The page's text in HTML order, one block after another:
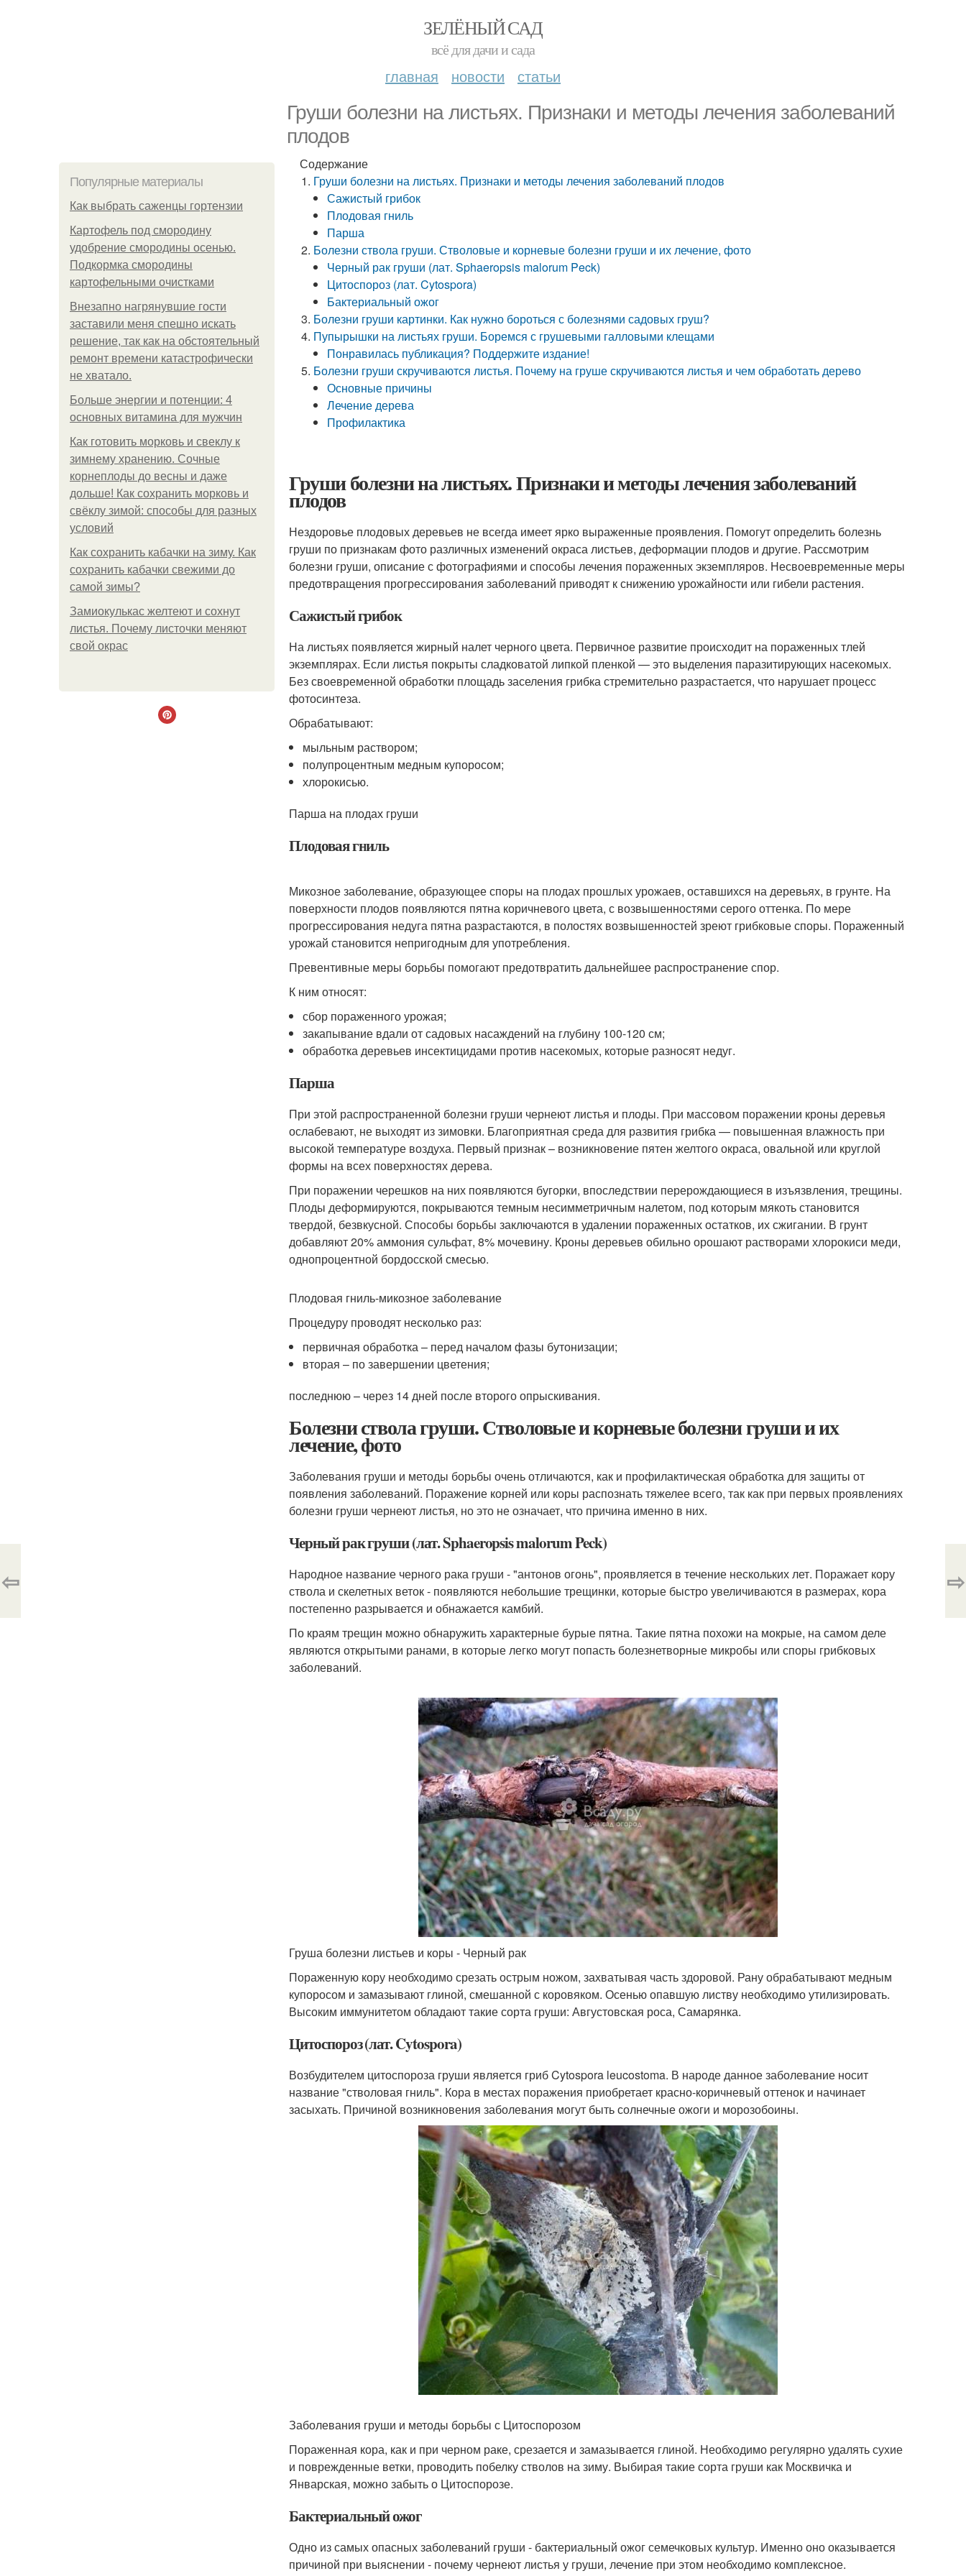
ЗЕЛЁНЫЙ САД
всё для дачи и сада
главная новости статьи
Груши болезни на листьях. Признаки и методы лечения заболеваний
плодов
Популярные материалы
Как выбрать саженцы гортензии
Картофель под смородину
удобрение смородины осенью.
Подкормка смородины
картофельными очистками
Внезапно нагрянувшие гости
заставили меня спешно искать
решение, так как на обстоятельный
ремонт времени катастрофически
не хватало.
Больше энергии и потенции: 4
основных витамина для мужчин
Как готовить морковь и свеклу к
зимнему хранению. Сочные
корнеплоды до весны и даже
дольше! Как сохранить морковь и
свёклу зимой: способы для разных
условий
Как сохранить кабачки на зиму. Как
сохранить кабачки свежими до
самой зимы?
Замиокулькас желтеют и сохнут
листья. Почему листочки меняют
свой окрас
Содержание
Груши болезни на листьях. Признаки и методы лечения заболеваний плодов
Сажистый грибок
Плодовая гниль
Парша
Болезни ствола груши. Стволовые и корневые болезни груши и их лечение, фото
Черный рак груши (лат. Sphaeropsis malorum Peck)
Цитоспороз (лат. Cytospora)
Бактериальный ожог
Болезни груши картинки. Как нужно бороться с болезнями садовых груш?
Пупырышки на листьях груши. Боремся с грушевыми галловыми клещами
Понравилась публикация? Поддержите издание!
Болезни груши скручиваются листья. Почему на груше скручиваются листья и чем обработать дерево
Основные причины
Лечение дерева
Профилактика
Груши болезни на листьях. Признаки и методы лечения заболеваний
плодов
Нездоровье плодовых деревьев не всегда имеет ярко выраженные проявления. Помогут определить болезнь
груши по признакам фото различных изменений окраса листьев, деформации плодов и другие. Рассмотрим
болезни груши, описание с фотографиями и способы лечения пораженных экземпляров. Несвоевременные меры
предотвращения прогрессирования заболеваний приводят к снижению урожайности или гибели растения.
Сажистый грибок
На листьях появляется жирный налет черного цвета. Первичное развитие происходит на пораженных тлей
экземплярах. Если листья покрыты сладковатой липкой пленкой — это выделения паразитирующих насекомых.
Без своевременной обработки площадь заселения грибка стремительно разрастается, что нарушает процесс
фотосинтеза.
Обрабатывают:
мыльным раствором;
полупроцентным медным купоросом;
хлорокисью.
Парша на плодах груши
Плодовая гниль
Микозное заболевание, образующее споры на плодах прошлых урожаев, оставшихся на деревьях, в грунте. На
поверхности плодов появляются пятна коричневого цвета, с возвышенностями серого оттенка. По мере
прогрессирования недуга пятна разрастаются, в полостях возвышенностей зреют грибковые споры. Пораженный
урожай становится непригодным для употребления.
Превентивные меры борьбы помогают предотвратить дальнейшее распространение спор.
К ним относят:
сбор пораженного урожая;
закапывание вдали от садовых насаждений на глубину 100-120 см;
обработка деревьев инсектицидами против насекомых, которые разносят недуг.
Парша
При этой распространенной болезни груши чернеют листья и плоды. При массовом поражении кроны деревья
ослабевают, не выходят из зимовки. Благоприятная среда для развития грибка — повышенная влажность при
высокой температуре воздуха. Первый признак – возникновение пятен желтого окраса, овальной или круглой
формы на всех поверхностях дерева.
При поражении черешков на них появляются бугорки, впоследствии перерождающиеся в изъязвления, трещины.
Плоды деформируются, покрываются темным несимметричным налетом, под которым мякоть становится
твердой, безвкусной. Способы борьбы заключаются в удалении пораженных остатков, их сжигании. В грунт
добавляют 20% аммония сульфат, 8% мочевину. Кроны деревьев обильно орошают растворами хлорокиси меди,
однопроцентной бордосской смесью.
Плодовая гниль-микозное заболевание
Процедуру проводят несколько раз:
первичная обработка – перед началом фазы бутонизации;
вторая – по завершении цветения;
последнюю – через 14 дней после второго опрыскивания.
Болезни ствола груши. Стволовые и корневые болезни груши и их
лечение, фото
Заболевания груши и методы борьбы очень отличаются, как и профилактическая обработка для защиты от
появления заболеваний. Поражение корней или коры распознать тяжелее всего, так как при первых проявлениях
болезни груши чернеют листья, но это не означает, что причина именно в них.
Черный рак груши (лат. Sphaeropsis malorum Peck)
Народное название черного рака груши - "антонов огонь", проявляется в течение нескольких лет. Поражает кору
ствола и скелетных веток - появляются небольшие трещинки, которые быстро увеличиваются в размерах, кора
постепенно разрывается и обнажается камбий.
По краям трещин можно обнаружить характерные бурые пятна. Такие пятна похожи на мокрые, на самом деле
являются открытыми ранами, в которые легко могут попасть болезнетворные микробы или споры грибковых
заболеваний.
Груша болезни листьев и коры - Черный рак
Пораженную кору необходимо срезать острым ножом, захватывая часть здоровой. Рану обрабатывают медным
купоросом и замазывают глиной, смешанной с коровяком. Осенью опавшую листву необходимо утилизировать.
Высоким иммунитетом обладают такие сорта груши: Августовская роса, Самарянка.
Цитоспороз (лат. Cytospora)
Возбудителем цитоспороза груши является гриб Cytospora leucostoma. В народе данное заболевание носит
название "стволовая гниль". Кора в местах поражения приобретает красно-коричневый оттенок и начинает
засыхать. Причиной возникновения заболевания могут быть солнечные ожоги и морозобоины.
Заболевания груши и методы борьбы с Цитоспорозом
Пораженная кора, как и при черном раке, срезается и замазывается глиной. Необходимо регулярно удалять сухие
и поврежденные ветки, проводить побелку стволов на зиму. Выбирая такие сорта груши как Москвичка и
Январская, можно забыть о Цитоспорозе.
Бактериальный ожог
Одно из самых опасных заболеваний груши - бактериальный ожог семечковых культур. Именно оно оказывается
причиной при выяснении - почему чернеют листья у груши, лечение при этом необходимо комплексное.
⇦ ⇨